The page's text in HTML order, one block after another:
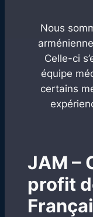
Nous
Celle-ci
équipe
certains
JAM –
profit